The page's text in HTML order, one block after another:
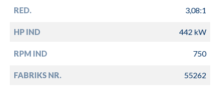
RED. 3,08:1
HP IND 442 kW
RPM IND 750
FABRIKS NR. 55262